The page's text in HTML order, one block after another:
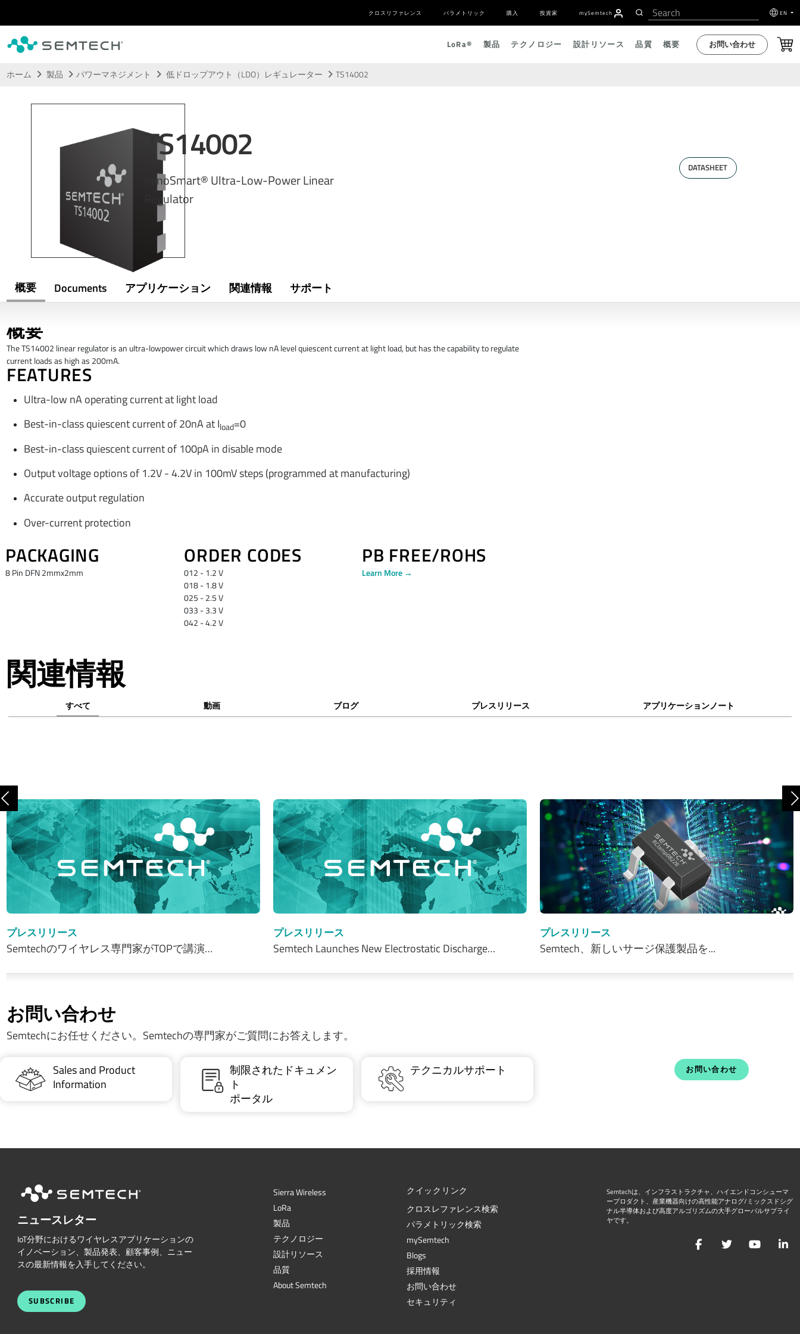
メインコンテンツにスキップ
クロスリファレンス パラメトリック 購入 投資家 mySemtech EN
LoRa® 製品 テクノロジー 設計リソース 品質 概要 お問い合わせ
ホーム 製品 パワーマネジメント 低ドロップアウト（LDO）レギュレーター TS14002
TS14002
nanoSmart® Ultra-Low-Power Linear
Regulator
DATASHEET
概要 Documents アプリケーション 関連情報 サポート
概要
The TS14002 linear regulator is an ultra-lowpower circuit which draws low nA level quiescent current at light load, but has the capability to regulate
current loads as high as 200mA.
FEATURES
Ultra-low nA operating current at light load
Best-in-class quiescent current of 20nA at Iload=0
Best-in-class quiescent current of 100pA in disable mode
Output voltage options of 1.2V - 4.2V in 100mV steps (programmed at manufacturing)
Accurate output regulation
Over-current protection
PACKAGING
8 Pin DFN 2mmx2mm
ORDER CODES
012 - 1.2 V
018 - 1.8 V
025 - 2.5 V
033 - 3.3 V
042 - 4.2 V
PB FREE/ROHS
Learn More →
関連情報
すべて 動画 ブログ プレスリリース アプリケーションノート
プレスリリース
Semtechのワイヤレス専門家がTOPで講演…
プレスリリース
Semtech Launches New Electrostatic Discharge…
プレスリリース
Semtech、新しいサージ保護製品を...
前へ
お問い合わせ
Semtechにお任せください。Semtechの専門家がご質問にお答えします。
Sales and Product
Information
制限されたドキュメン
ト
ポータル
テクニカルサポート お問い合わせ
ニュースレター
IoT分野におけるワイヤレスアプリケーションの
イノベーション、製品発表、顧客事例、ニュー
スの最新情報を入手してください。
SUBSCRIBE
Sierra Wireless
LoRa
製品
テクノロジー
設計リソース
品質
About Semtech
クイックリンク
クロスレファレンス検索
パラメトリック検索
mySemtech
Blogs
採用情報
お問い合わせ
セキュリティ
Semtechは、インフラストラクチャ、ハイエンドコンシューマ
ープロダクト、産業機器向けの高性能アナログ/ミックスドシグ
ナル半導体および高度アルゴリズムの大手グローバルサプライ
ヤです。
FacebookTwitter